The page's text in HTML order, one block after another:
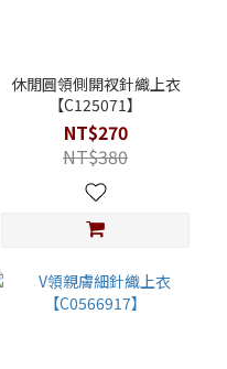
休閒圓領側開衩針織上衣
【C125071】
NT$270
NT$380